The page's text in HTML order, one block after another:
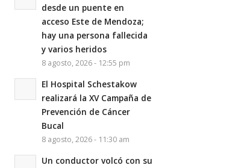
desde un puente en
acceso Este de Mendoza;
hay una persona fallecida
y varios heridos
8 agosto, 2026 - 12:55 pm
El Hospital Schestakow
realizará la XV Campaña de
Prevención de Cáncer
Bucal
8 agosto, 2026 - 11:30 am
Un conductor volcó con su